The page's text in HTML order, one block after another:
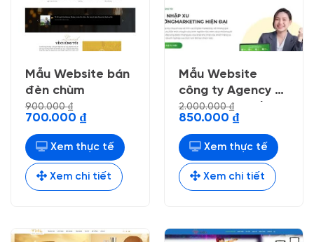
Mẫu Website bán
đèn chùm
900.000₫
Giá
là:
900.000 ₫.
700.000 ₫Giá
hiện
tại
là:
700.000 ₫.
Xem thực tế
Xem chi tiết
Mẫu Website
công ty Agency 3,
Marketing Online
03 (fix 12/2023 )
2.000.000₫
Giá
là:
2.000.000 ₫.
850.000 ₫Giá
hiện
tại
là:
850.000 ₫.
Xem thực tế
Xem chi tiết